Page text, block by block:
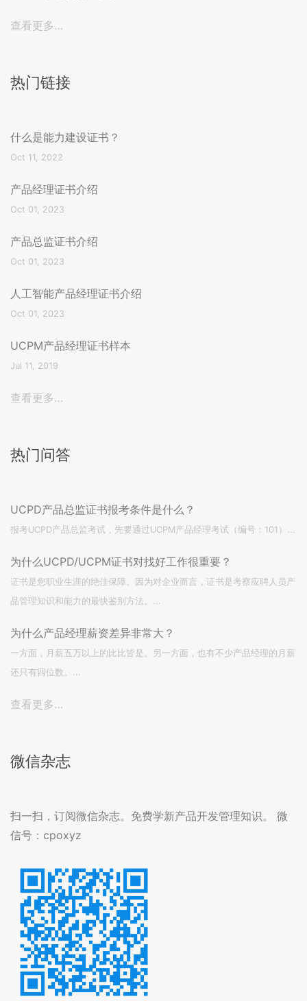
查看更多…
热门链接
什么是能力建设证书？
Oct 11, 2022
产品经理证书介绍
Oct 01, 2023
产品总监证书介绍
Oct 01, 2023
人工智能产品经理证书介绍
Oct 01, 2023
UCPM产品经理证书样本
Jul 11, 2019
查看更多…
热门问答
UCPD产品总监证书报考条件是什么？
报考UCPD产品总监考试，先要通过UCPM产品经理考试（编号：101）...
为什么UCPD/UCPM证书对找好工作很重要？
证书是您职业生涯的绝佳保障。因为对企业而言，证书是考察应聘人员产
品管理知识和能力的最快鉴别方法。...
为什么产品经理薪资差异非常大？
一方面，月薪五万以上的比比皆是。另一方面，也有不少产品经理的月薪
还只有四位数。...
查看更多…
微信杂志
扫一扫，订阅微信杂志。免费学新产品开发管理知识。 微
信号：cpoxyz